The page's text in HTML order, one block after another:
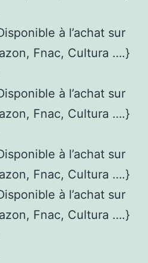
à l’achat sur
Fnac, Cultura ….}
à l’achat sur
Fnac, Cultura ….}
à l’achat sur
Fnac, Cultura ….}
à l’achat sur
Fnac, Cultura ….}